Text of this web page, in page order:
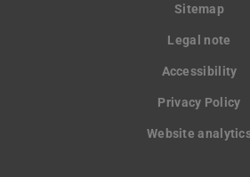
Sitemap
Legal note
Accessibility
Privacy Policy
Website